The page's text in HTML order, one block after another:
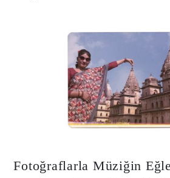
Fotoğraflarla Müziğin